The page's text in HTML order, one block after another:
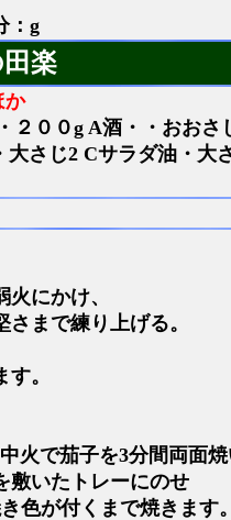
：g
楽
か
２００g A酒・・おおさ
大さじ2 Cサラダ油・大
にかけ、
まで練り上げる。
。
火で茄子を3分間両面
敷いたトレーにのせ
色が付くまで焼きます